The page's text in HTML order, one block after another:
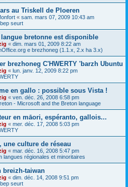
au Triskell de Ploeren
« sam. mars 07, 2009 10:43 am
seurt
bretonne est disponible
« dim. mars 01, 2009 8:22 am
e brezhoneg (1.1.x, 2.x ha 3.x)
brezhoneg C'HWERTY 'barzh Ubuntu
« lun. janv. 12, 2009 8:22 pm
en gallo : possible sous Vista !
« ven. déc. 26, 2008 6:58 pm
- Microsoft and the Breton language
en māori, espéranto, gallois...
« mer. déc. 17, 2008 5:03 pm
une culture de réseau
« mar. déc. 16, 2008 5:47 pm
langues régionales et minoritaires
breizh-taiwan
« dim. déc. 14, 2008 9:51 pm
seurt